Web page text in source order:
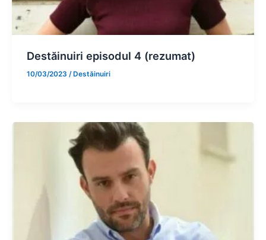
Destăinuiri episodul 4 (rezumat)
10/03/2023 / Destăinuiri